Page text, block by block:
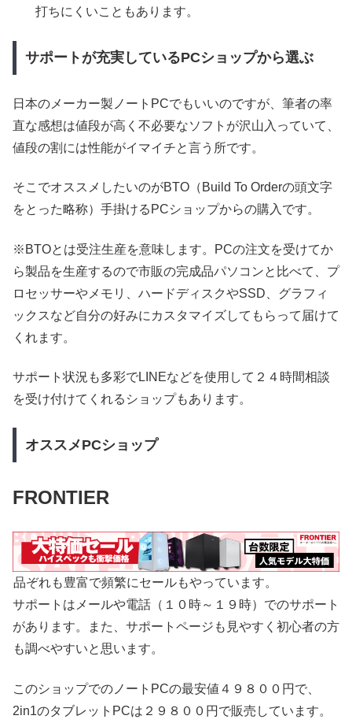
打ちにくいこともあります。
サポートが充実しているPCショップから選ぶ
日本のメーカー製ノートPCでもいいのですが、筆者の率
直な感想は値段が高く不必要なソフトが沢山入っていて、
値段の割には性能がイマイチと言う所です。
そこでオススメしたいのがBTO（Build To Orderの頭文字
をとった略称）手掛けるPCショップからの購入です。
※BTOとは受注生産を意味します。PCの注文を受けてか
ら製品を生産するので市販の完成品パソコンと比べて、プ
ロセッサーやメモリ、ハードディスクやSSD、グラフィ
ックスなど自分の好みにカスタマイズしてもらって届けて
くれます。
サポート状況も多彩でLINEなどを使用して２４時間相談
を受け付けてくれるショップもあります。
オススメPCショップ
FRONTIER
品ぞれも豊富で頻繁にセールもやっています。
サポートはメールや電話（１０時～１９時）でのサポート
があります。また、サポートページも見やすく初心者の方
も調べやすいと思います。
このショップでのノートPCの最安値４９８００円で、
2in1のタブレットPCは２９８００円で販売しています。